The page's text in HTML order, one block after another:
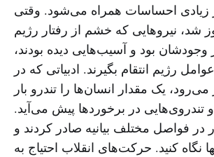
زیادی احساسات همراه می‌شود. وقتی
شد، نیروهایی که خشم از رفتار رژیم
وجودشان بود و آسیب‌هایی دیده بودند،
رژیم انتقام بگیرند. ادبیاتی که در
می‌رود، یک مقدار انسان‌ها را تندرو بار
تندروی‌هایی در برخوردها پیش می‌آید.
در فواصل مختلف بیانیه صادر کردند و
نگاه کنید. حرکت‌های انقلاب احتیاج به